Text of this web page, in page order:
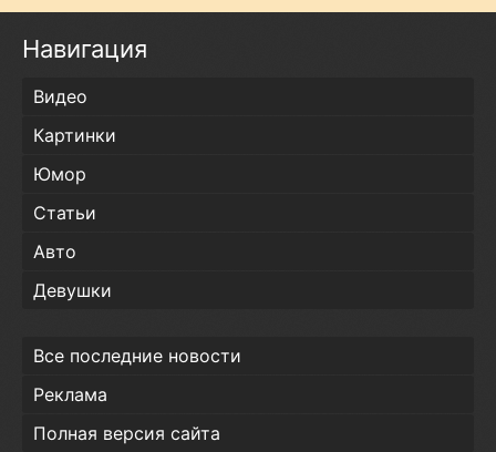
Навигация
Видео
Картинки
Юмор
Статьи
Авто
Девушки
Все последние новости
Реклама
Полная версия сайта